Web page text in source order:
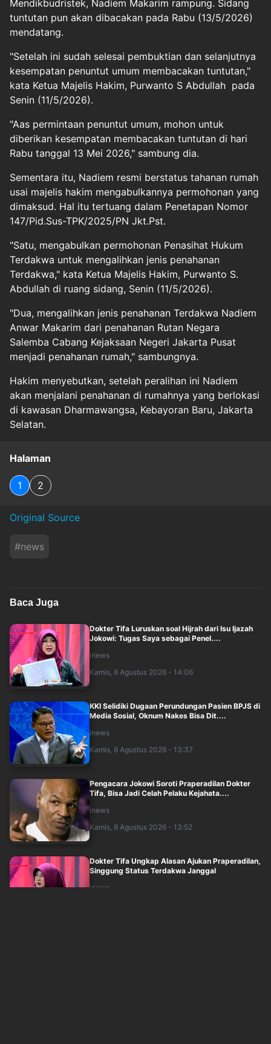
Mendikbudristek, Nadiem Makarim rampung. Sidang
tuntutan pun akan dibacakan pada Rabu (13/5/2026)
mendatang.
"Setelah ini sudah selesai pembuktian dan selanjutnya
kesempatan penuntut umum membacakan tuntutan,"
kata Ketua Majelis Hakim, Purwanto S Abdullah pada
Senin (11/5/2026).
"Aas permintaan penuntut umum, mohon untuk
diberikan kesempatan membacakan tuntutan di hari
Rabu tanggal 13 Mei 2026," sambung dia.
Sementara itu, Nadiem resmi berstatus tahanan rumah
usai majelis hakim mengabulkannya permohonan yang
dimaksud. Hal itu tertuang dalam Penetapan Nomor
147/Pid.Sus-TPK/2025/PN Jkt.Pst.
"Satu, mengabulkan permohonan Penasihat Hukum
Terdakwa untuk mengalihkan jenis penahanan
Terdakwa," kata Ketua Majelis Hakim, Purwanto S.
Abdullah di ruang sidang, Senin (11/5/2026).
"Dua, mengalihkan jenis penahanan Terdakwa Nadiem
Anwar Makarim dari penahanan Rutan Negara
Salemba Cabang Kejaksaan Negeri Jakarta Pusat
menjadi penahanan rumah," sambungnya.
Hakim menyebutkan, setelah peralihan ini Nadiem
akan menjalani penahanan di rumahnya yang berlokasi
di kawasan Dharmawangsa, Kebayoran Baru, Jakarta
Selatan.
Halaman
1 2
Original Source
#news
Baca Juga
Dokter Tifa Luruskan soal Hijrah dari Isu Ijazah
Jokowi: Tugas Saya sebagai Penel....
inews
Kamis, 6 Agustus 2026 - 14:06
KKI Selidiki Dugaan Perundungan Pasien BPJS di
Media Sosial, Oknum Nakes Bisa Dit....
inews
Kamis, 6 Agustus 2026 - 13:37
Pengacara Jokowi Soroti Praperadilan Dokter
Tifa, Bisa Jadi Celah Pelaku Kejahata....
inews
Kamis, 6 Agustus 2026 - 13:52
Dokter Tifa Ungkap Alasan Ajukan Praperadilan,
Singgung Status Terdakwa Janggal
inews